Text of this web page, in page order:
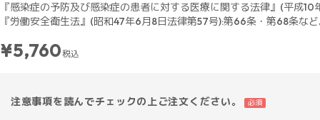
『感染症の予防及び感染症の患者に対する医療に関する法律』(平成10
『労働安全衛生法』(昭和47年6月8日法律第57号):第66条・第68条な
¥5,760税込
注意事項を読んでチェックの上ご注文ください。 必須